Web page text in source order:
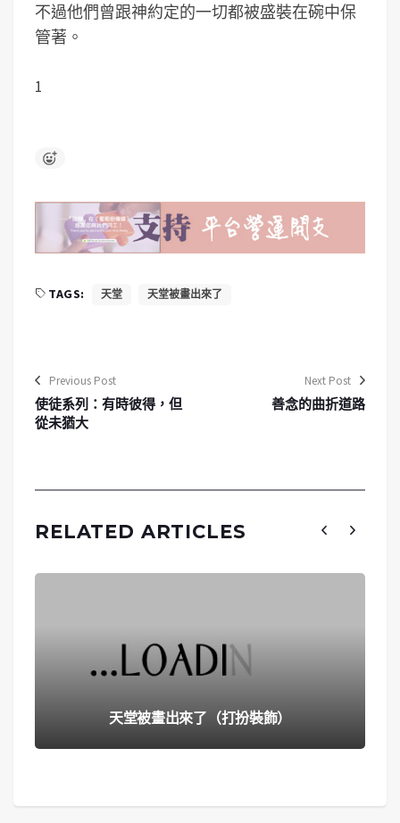
不過他們曾跟神約定的一切都被盛裝在碗中保
管著。
1
TAGS: 天堂 天堂被畫出來了
Previous Post
使徒系列：有時彼得，但
從未猶大
Next Post
善念的曲折道路
RELATED ARTICLES
天堂被畫出來了（打扮裝飾）